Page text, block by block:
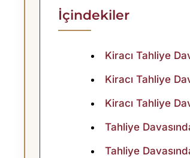
İçindekiler
Kiracı Tahliye
Kiracı Tahliye
Kiracı Tahliye
Tahliye
Tahliye